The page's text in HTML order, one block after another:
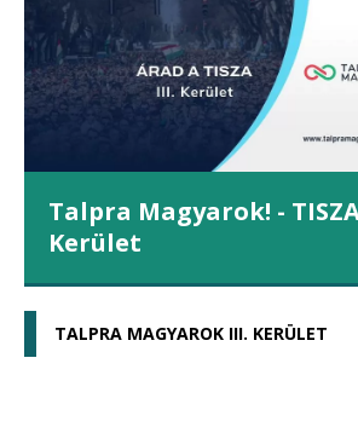
Talpra Magyarok! -
Kerület
TALPRA MAGYAROK III. KERÜLET